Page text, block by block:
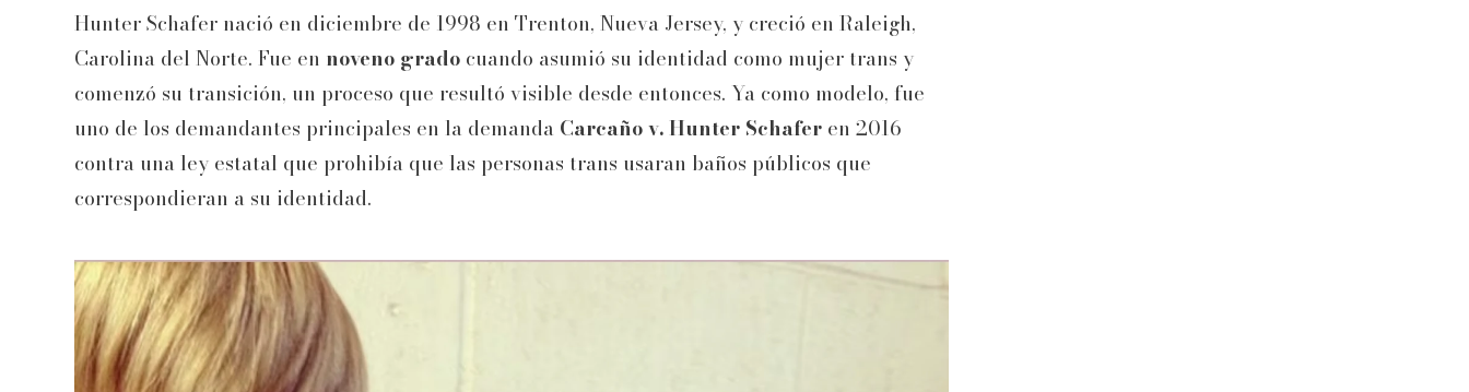
Hunter Schafer nació en diciembre de 1998 en Trenton, Nueva Jersey, y creció en Raleigh,
Carolina del Norte. Fue en noveno grado cuando asumió su identidad como mujer trans y
comenzó su transición, un proceso que resultó visible desde entonces. Ya como modelo, fue
uno de los demandantes principales en la demanda Carcaño v. Hunter Schafer en 2016
contra una ley estatal que prohibía que las personas trans usaran baños públicos que
correspondieran a su identidad.